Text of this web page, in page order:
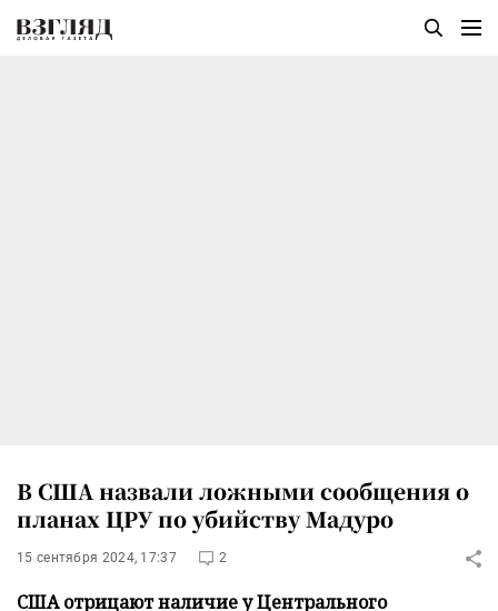
В США назвали ложными сообщения о
планах ЦРУ по убийству Мадуро
15 сентября 2024, 17:37 2
США отрицают наличие у Центрального